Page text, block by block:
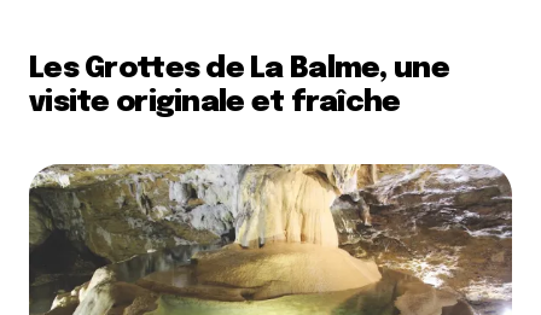
Les Grottes de La Balme, une
visite originale et fraîche